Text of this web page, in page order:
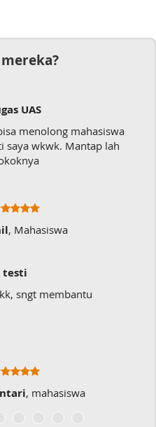
UAS
menolong mahasiswa
saya wkwk. Mantap lah
, Mahasiswa
testi
sngt membantu
, mahasiswa